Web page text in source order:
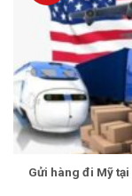
Gửi hàng đi Mỹ